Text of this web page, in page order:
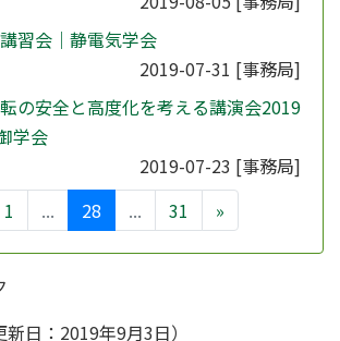
習会｜静電気学会
2019-07-31 [事務局]
の安全と高度化を考える講演会2019
学会
2019-07-23 [事務局]
1 ... 28 ... 31 »
日：2019年9月3日）